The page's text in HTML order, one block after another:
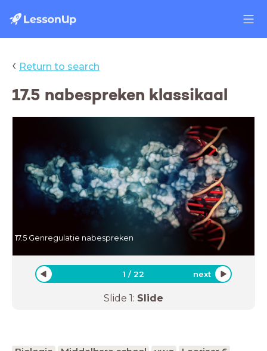
‹ Return to search
17.5 nabespreken klassikaal
17.5 Genregulatie nabespreken
1 /22 next
Slide 1: Slide